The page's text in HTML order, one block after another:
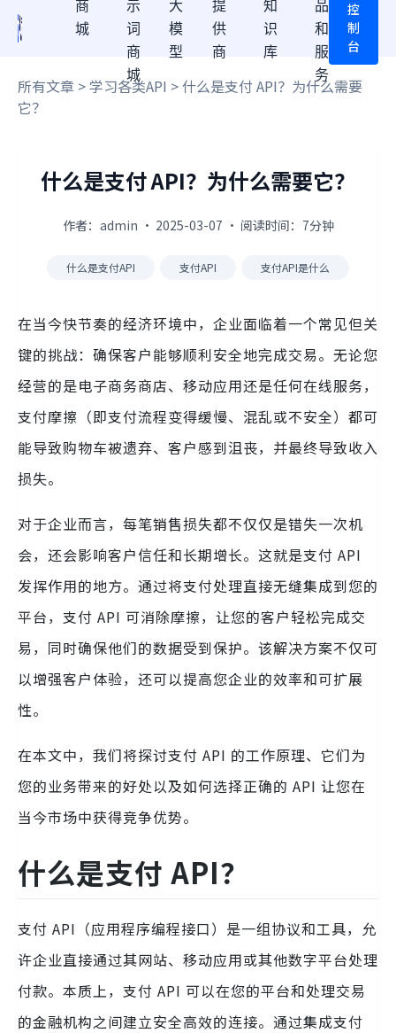
商
城
示
词
商
城
大
模
型
提
供
商
知
识
库
品
和
服
务
控
制
台
所有文章 >学习各类API > 什么是支付 API？为什么需要
它？
什么是支付 API？为什么需要它？
作者：admin · 2025-03-07 · 阅读时间：7分钟
什么是支付API 支付API 支付API是什么
在当今快节奏的经济环境中，企业面临着一个常见但关
键的挑战：确保客户能够顺利安全地完成交易。无论您
经营的是电子商务商店、移动应用还是任何在线服务，
支付摩擦（即支付流程变得缓慢、混乱或不安全）都可
能导致购物车被遗弃、客户感到沮丧，并最终导致收入
损失。
对于企业而言，每笔销售损失都不仅仅是错失一次机
会，还会影响客户信任和长期增长。这就是支付 API
发挥作用的地方。通过将支付处理直接无缝集成到您的
平台，支付 API 可消除摩擦，让您的客户轻松完成交
易，同时确保他们的数据受到保护。该解决方案不仅可
以增强客户体验，还可以提高您企业的效率和可扩展
性。
在本文中，我们将探讨支付 API 的工作原理、它们为
您的业务带来的好处以及如何选择正确的 API 让您在
当今市场中获得竞争优势。
什么是支付 API？
支付 API（应用程序编程接口）是一组协议和工具，允
许企业直接通过其网站、移动应用或其他数字平台处理
付款。本质上，支付 API 可以在您的平台和处理交易
的金融机构之间建立安全高效的连接。通过集成支付